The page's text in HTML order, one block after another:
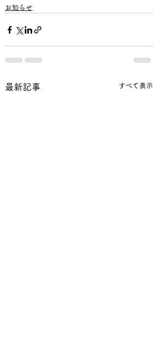
お知らせ
最新記事 すべて表示